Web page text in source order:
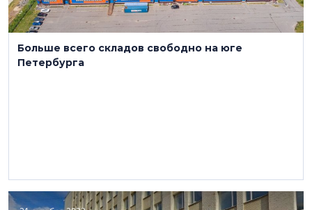
Больше всего складов свободно на юге
Петербурга